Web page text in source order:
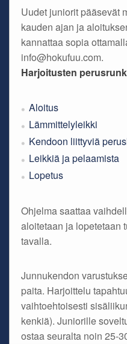
Uudet juniorit pääsevät
kauden ajan ja
kannattaa sopia
info@hokufuu.com.
Harjoitusten
Aloitus
Lämmittelyleikki
Kendoon liittyviä
Leikkiä ja pelaamista
Lopetus
Ohjelma saattaa
aloitetaan ja lopetetaan
tavalla.
Junnukendon
paita. Harjoittelu
vaihtoehtoisesti
kenkiä). Juniorille
ostaa seuralta noin 25-